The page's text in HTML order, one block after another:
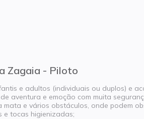
Zagaia - Piloto
e adultos (individuais ou duplos) e
aventura e emoção com muita
e vários obstáculos, onde podem
e tocas higienizadas;